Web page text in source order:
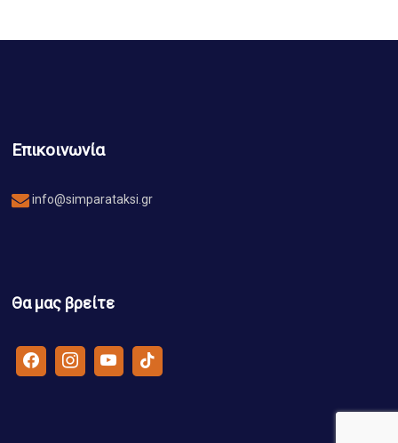
Επικοινωνία
info@simparataksi.gr
Θα μας βρείτε